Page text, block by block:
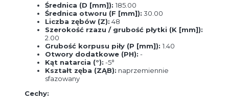
Średnica (D [mm]): 185.00
Średnica otworu (F [mm]): 30.00
Liczba zębów (Z): 48
Szerokość rzazu / grubość płytki (K [mm]):
2.00
Grubość korpusu piły (P [mm]): 1.40
Otwory dodatkowe (PH): -
Kąt natarcia (°): -5°
Kształt zęba (ZĄB): naprzemiennie
sfazowany
Cechy: